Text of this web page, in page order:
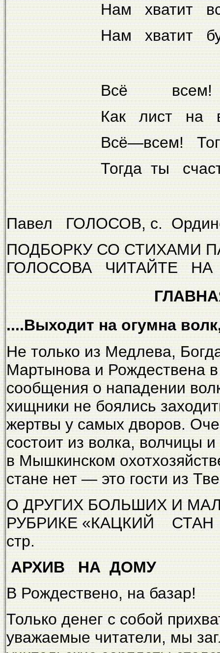
Нам хватит
Нам хватит
Всё всем!
Как лист на
Всё—всем!
Тогда ты
Павел ГОЛОСОВ, с.
ПОДБОРКУ СО СТИХАМИ
ГОЛОСОВА ЧИТАЙТЕ НА
....Выходит на огумна
Не только из Медлева,
Мартынова и Рождествена в
сообщения о нападении
хищники не боялись
жертвы у самых дворов.
состоит из волка, волчицы
в Мышкинском
стане нет — это гости из
О ДРУГИХ БОЛЬШИХ И
РУБРИКЕ «КАЦКИЙ
стр.
АРХИВ НА ДОМУ
В Рождествено, на базар!
Только денег с собой
уважаемые читатели, мы